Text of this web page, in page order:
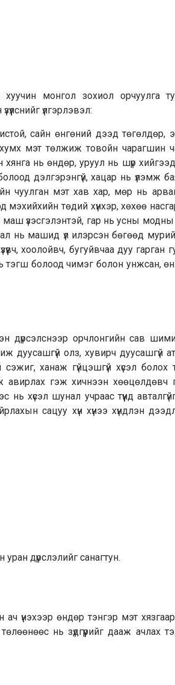
хуучин монгол зохиол орчуулга
үлгэрлэвэл:
сайн өнгөний дээд төгөлдөр,
мэт төлжиж товойн чарагшин
хянга нь өндөр, уруул нь шүр
дэлгэрэнгүй, хацар нь үлэмж
чуулган мэт хав хар, мөр нь
мэхийхийн төдий хүнхэр, хөхөө
маш үзэсгэлэнтэй, гар нь усны
нь машид үл илэрсэн бөгөөд мурий
хоолойвч, бугуйвчаа дуу гарган
тэгш болоод чимэг болон унжсан,
дүрсэлснээр орчлонгийн сав
олз, хувирч дуусашгүй
ханаж гүйцэшгүй хүсэл болох
гэж хичнээн хөөцөлдөвч
хүсэл шунал учраас түүнд
сацуу хүн хүнээ хүндлэн
дүрслэлийг санагтун.
өндөр тэнгэр мэт
нь зүдгүүрийг дааж ачлах